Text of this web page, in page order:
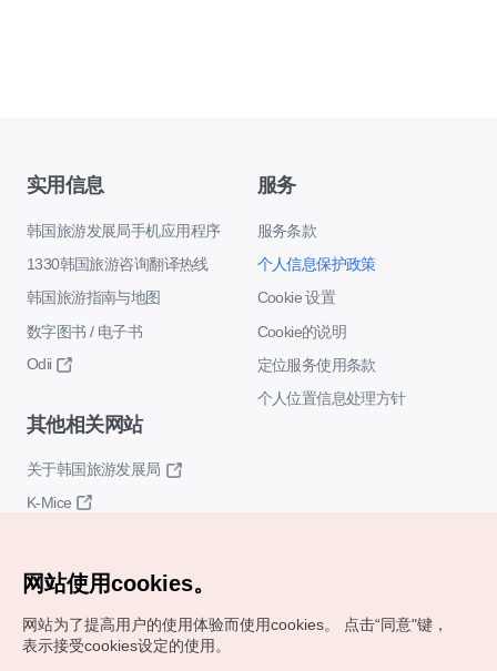
实用信息
韩国旅游发展局手机应用程序
1330韩国旅游咨询翻译热线
韩国旅游指南与地图
数字图书 / 电子书
Odii
服务
服务条款
个人信息保护政策
Cookie 设置
Cookie的说明
定位服务使用条款
个人位置信息处理方针
其他相关网站
关于韩国旅游发展局
K-Mice
网站使用cookies。
网站为了提高用户的使用体验而使用cookies。
点击“同意"键，
表示接受cookies设定的使用。